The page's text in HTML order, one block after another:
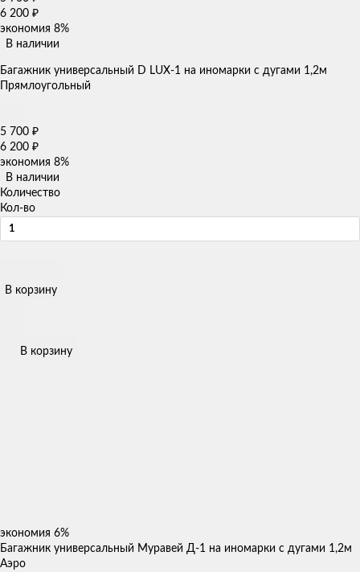
6 200 ₽
экономия 8%
В наличии
Багажник универсальный D LUX-1 на иномарки с дугами 1,2м
Прямлоугольный
5 700 ₽
6 200 ₽
экономия 8%
В наличии
Количество
Кол-во
В корзину
В корзину
экономия 6%
Багажник универсальный Муравей Д-1 на иномарки с дугами 1,2м
Аэро